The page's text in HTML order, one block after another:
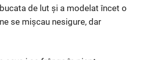
de lut și a modelat încet o
se mișcau nesigure, dar